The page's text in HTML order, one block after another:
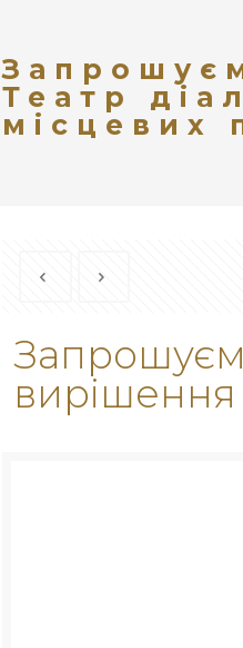
Театр
місцевих